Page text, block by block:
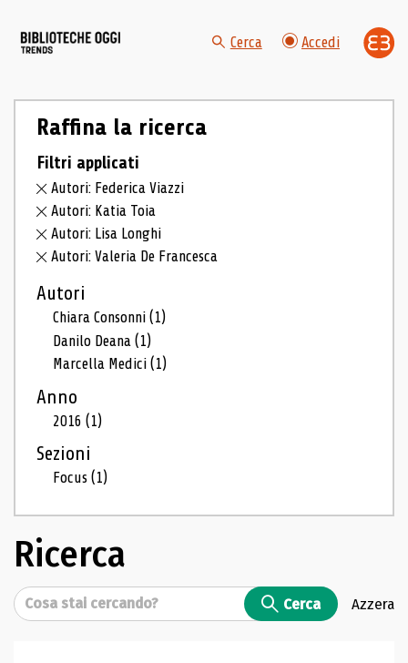
Cerca Accedi
Raffina la ricerca
Filtri applicati
Autori: Federica Viazzi
Autori: Katia Toia
Autori: Lisa Longhi
Autori: Valeria De Francesca
Autori
Chiara Consonni(1)
Danilo Deana(1)
Marcella Medici(1)
Anno
2016(1)
Sezioni
Focus(1)
Ricerca
Cerca Cerca Azzera